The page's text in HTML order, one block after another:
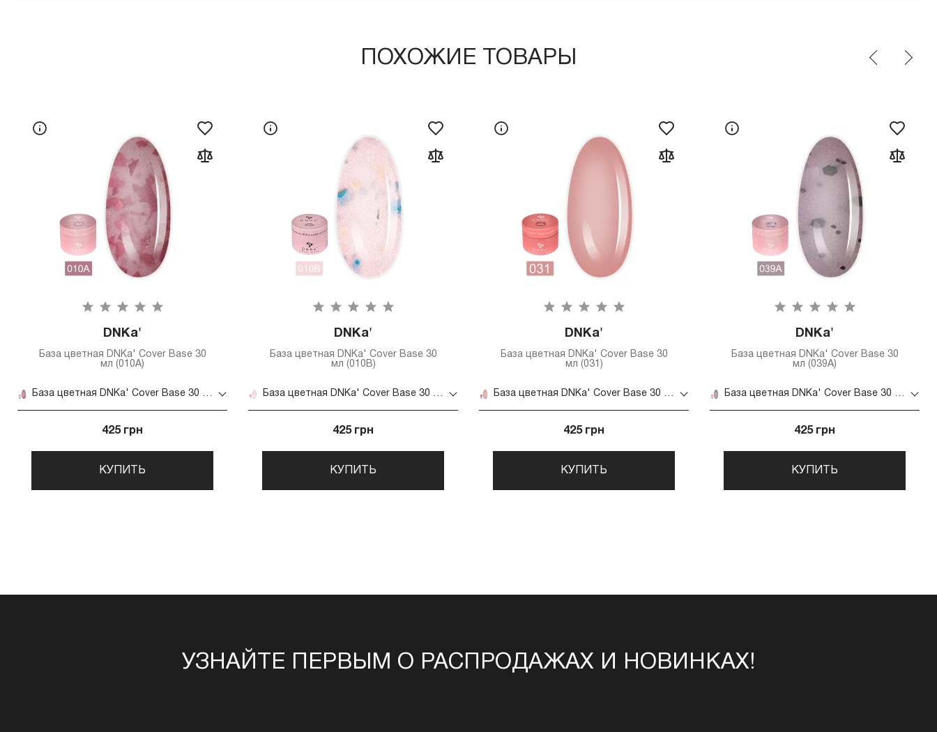
ПОХОЖИЕ ТОВАРЫ
DNKa'
База цветная DNKa' Cover Base 30
мл (010A)
База цветная DNKa' Cover Base 30 мл (010A)
425 грн
КУПИТЬ
DNKa'
База цветная DNKa' Cover Base 30
мл (010B)
База цветная DNKa' Cover Base 30 мл (010B)
425 грн
КУПИТЬ
DNKa'
База цветная DNKa' Cover Base 30
мл (031)
База цветная DNKa' Cover Base 30 мл (031)
425 грн
КУПИТЬ
DNKa'
База цветная DNKa' Cover Base 30
мл (039А)
База цветная DNKa' Cover Base 30 мл (039А)
425 грн
КУПИТЬ
УЗНАЙТЕ ПЕРВЫМ О РАСПРОДАЖАХ И НОВИНКАХ!